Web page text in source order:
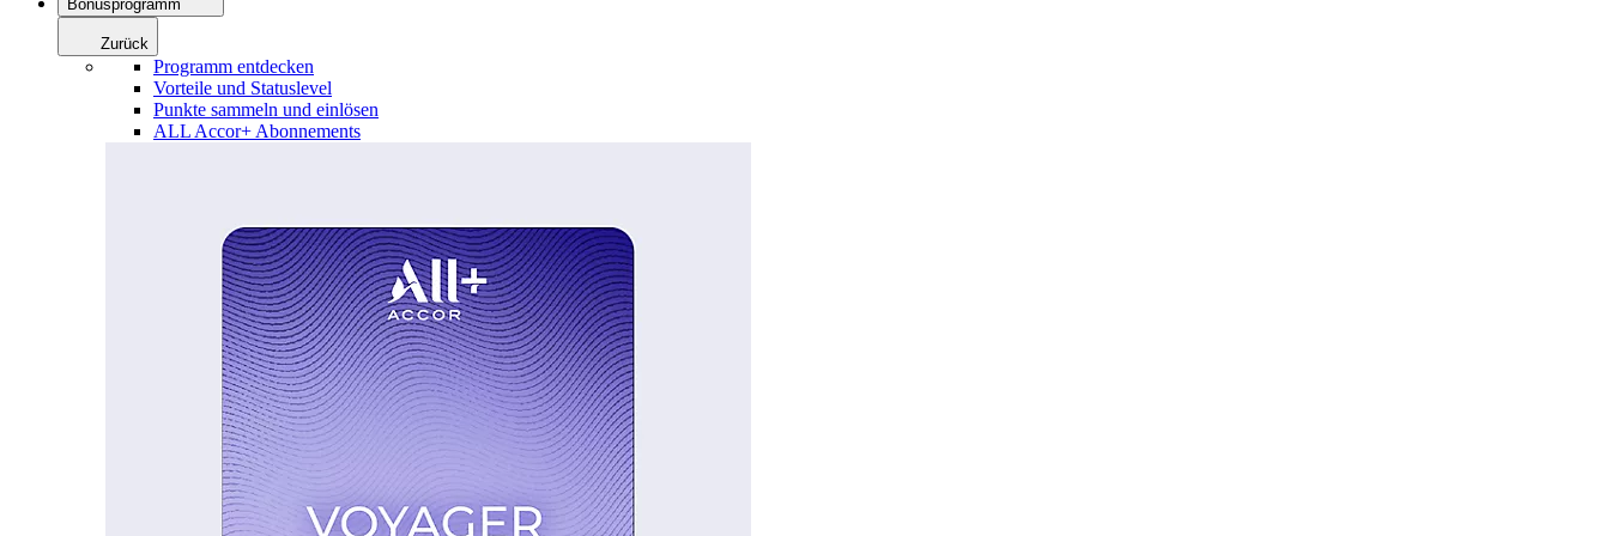
Bonusprogramm
Zurück
Programm entdecken
Vorteile und Statuslevel
Punkte sammeln und einlösen
ALL Accor+ Abonnements